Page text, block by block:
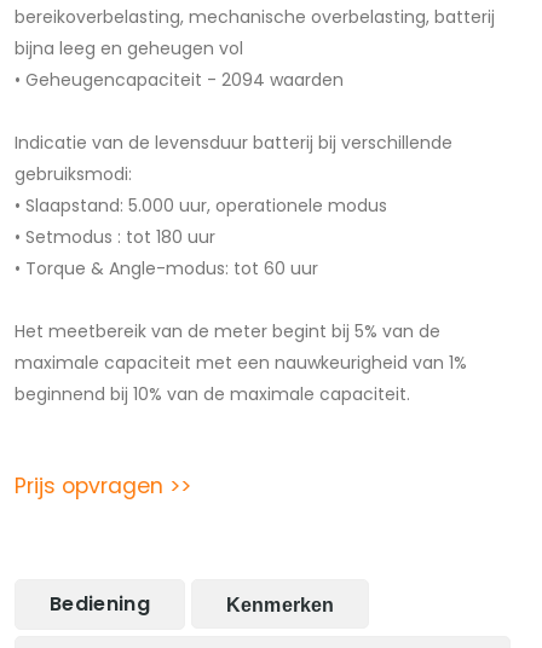
bereikoverbelasting, mechanische overbelasting, batterij
bijna leeg en geheugen vol
• Geheugencapaciteit - 2094 waarden
Indicatie van de levensduur batterij bij verschillende
gebruiksmodi:
​• Slaapstand: 5.000 uur, operationele modus
​• Setmodus : tot 180 uur
​• Torque & Angle-modus: tot 60 uur
Het meetbereik van de meter begint bij 5% van de
maximale capaciteit met een nauwkeurigheid van 1%
beginnend bij 10% van de maximale capaciteit.
Prijs opvragen >>
Bediening Kenmerken